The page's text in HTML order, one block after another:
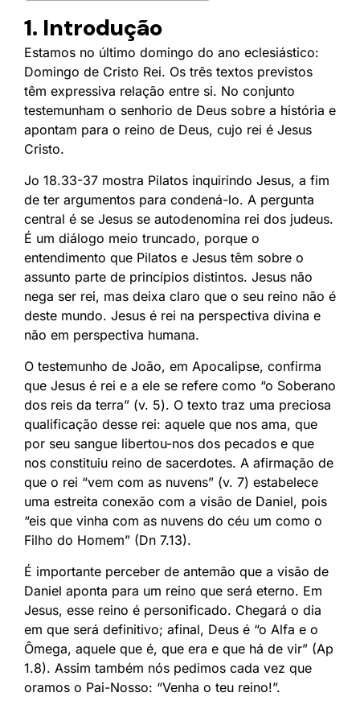
1. Introdução
Estamos no último domingo do ano eclesiástico:
Domingo de Cristo Rei. Os três textos previstos
têm expressiva relação entre si. No conjunto
testemunham o senhorio de Deus sobre a história e
apontam para o reino de Deus, cujo rei é Jesus
Cristo.
Jo 18.33-37 mostra Pilatos inquirindo Jesus, a fim
de ter argumentos para condená-lo. A pergunta
central é se Jesus se autodenomina rei dos judeus.
É um diálogo meio truncado, porque o
entendimento que Pilatos e Jesus têm sobre o
assunto parte de princípios distintos. Jesus não
nega ser rei, mas deixa claro que o seu reino não é
deste mundo. Jesus é rei na perspectiva divina e
não em perspectiva humana.
O testemunho de João, em Apocalipse, confirma
que Jesus é rei e a ele se refere como “o Soberano
dos reis da terra” (v. 5). O texto traz uma preciosa
qualificação desse rei: aquele que nos ama, que
por seu sangue libertou-nos dos pecados e que
nos constituiu reino de sacerdotes. A afirmação de
que o rei “vem com as nuvens” (v. 7) estabelece
uma estreita conexão com a visão de Daniel, pois
“eis que vinha com as nuvens do céu um como o
Filho do Homem” (Dn 7.13).
É importante perceber de antemão que a visão de
Daniel aponta para um reino que será eterno. Em
Jesus, esse reino é personificado. Chegará o dia
em que será definitivo; afinal, Deus é “o Alfa e o
Ômega, aquele que é, que era e que há de vir” (Ap
1.8). Assim também nós pedimos cada vez que
oramos o Pai-Nosso: “Venha o teu reino!”.